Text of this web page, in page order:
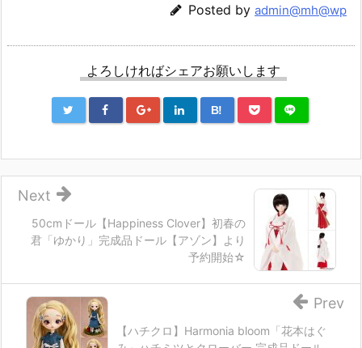
Posted by admin@mh@wp
よろしければシェアお願いします
B!
50cmドール【Happiness Clover】初春の
君「ゆかり」完成品ドール【アゾン】より
予約開始☆
Next
【ハチクロ】Harmonia bloom「花本はぐ
Prev